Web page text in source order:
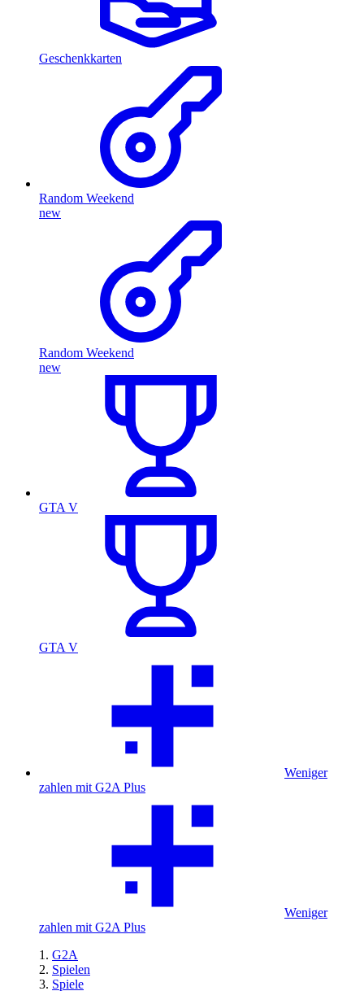
Geschenkkarten
Random Weekend
new
Random Weekend
new
GTA V
GTA V
Weniger
zahlen mit G2A Plus
Weniger
zahlen mit G2A Plus
G2A
Spielen
Spiele